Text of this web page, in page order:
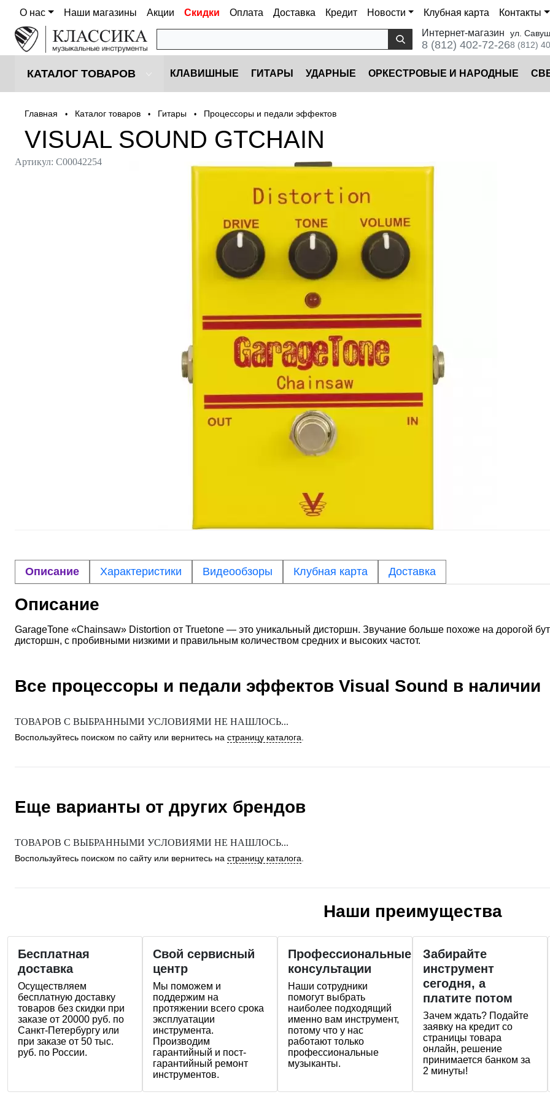
О нас Наши магазины Акции Скидки Оплата Доставка Кредит Новости Клубная карта
Контакты
Интернет-магазин
8 (812) 402-72-26
ул.
8 (812)
КАТАЛОГ ТОВАРОВ КЛАВИШНЫЕ ГИТАРЫ УДАРНЫЕ ОРКЕСТРОВЫЕ И НАРОДНЫЕ
Главная • Каталог товаров • Гитары • Процессоры и педали эффектов
VISUAL SOUND GTCHAIN
Артикул: С00042254
Описание Характеристики Видеообзоры Клубная карта Доставка
Описание
GarageTone «Chainsaw» Distortion от Truetone — это уникальный дисторшн. Звучание больше похоже на дорогой
дисторшн, c пробивными низкими и правильным количеством средних и высоких частот.
Все процессоры и педали эффектов Visual Sound в наличии
ТОВАРОВ С ВЫБРАННЫМИ УСЛОВИЯМИ НЕ НАШЛОСЬ...
Воспользуйтесь поиском по сайту или вернитесь на страницу каталога
Еще варианты от других брендов
ТОВАРОВ С ВЫБРАННЫМИ УСЛОВИЯМИ НЕ НАШЛОСЬ...
Воспользуйтесь поиском по сайту или вернитесь на страницу каталога
Наши преимущества
Бесплатная
доставка
Осуществляем
бесплатную доставку
товаров без скидки при
заказе от 20000 руб. по
Санкт-Петербургу или
при заказе от 50 тыс.
руб. по России.
Свой сервисный
центр
Мы поможем и
поддержим на
протяжении всего срока
эксплуатации
инструмента.
Производим
гарантийный и пост-
гарантийный ремонт
инструментов.
Профессиональные
консультации
Наши сотрудники
помогут выбрать
наиболее подходящий
именно вам инструмент,
потому что у нас
работают только
профессиональные
музыканты.
Забирайте
инструмент
сегодня, а
платите потом
Зачем ждать? Подайте
заявку на кредит со
страницы товара
онлайн, решение
принимается банком за
2 минуты!